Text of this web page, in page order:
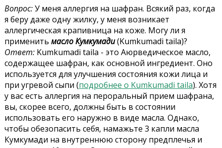
Вопрос:У меня аллергия на шафран. Всякий раз, когда
я беру даже одну жилку, у меня возникает
аллергическая крапивница на коже. Могу ли я
применить масло Кумкумади(Kumkumadi taila)?
Ответ:Kumkumadi taila - это Аюрведическое масло,
содержащее шафран, как основной ингредиент. Оно
используется для улучшения состояния кожи лица и
при угревой сыпи (подробнее о Kumkumadi taila). Хотя
у вас есть аллергия на пероральный прием шафрана,
вы, скорее всего, должны быть в состоянии
использовать его наружно в виде масла. Однако,
чтобы обезопасить себя, намажьте 3 капли масла
Кумкумади на внутреннюю сторону предплечья и